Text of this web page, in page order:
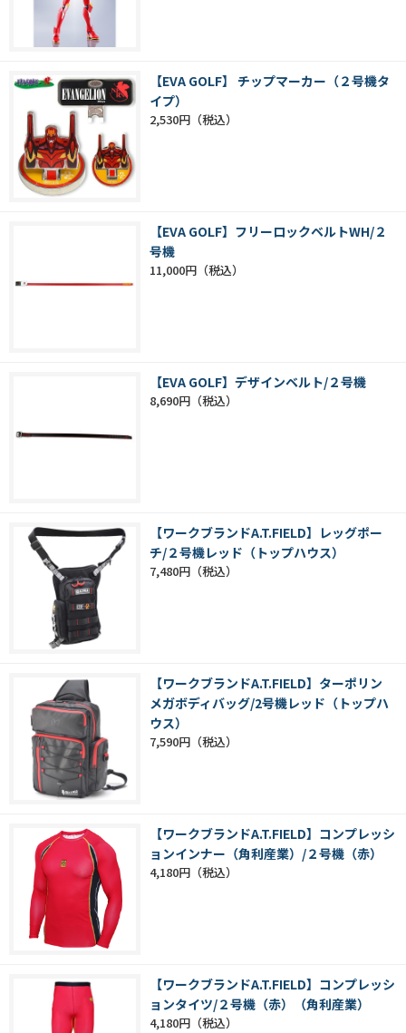
【EVA GOLF】 チップマーカー（２号機タ
イプ）
2,530円
【EVA GOLF】フリーロックベルトWH/２
号機
11,000円
【EVA GOLF】デザインベルト/２号機
8,690円
【ワークブランドA.T.FIELD】レッグポー
チ/２号機レッド（トップハウス）
7,480円
【ワークブランドA.T.FIELD】ターポリン
メガボディバッグ/2号機レッド（トップハ
ウス）
7,590円
【ワークブランドA.T.FIELD】コンプレッシ
ョンインナー（角利産業）/２号機（赤）
4,180円
【ワークブランドA.T.FIELD】コンプレッシ
ョンタイツ/２号機（赤）（角利産業）
4,180円